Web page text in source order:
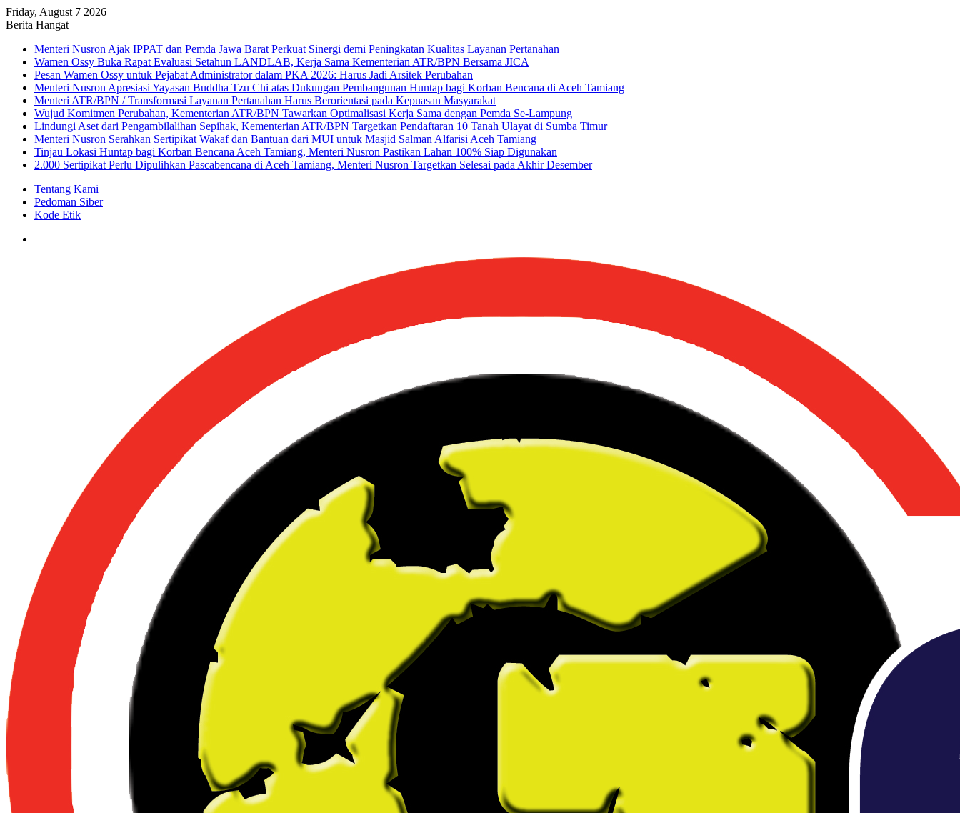
Friday, August 7 2026
Berita Hangat
Menteri Nusron Ajak IPPAT dan Pemda Jawa Barat Perkuat Sinergi demi Peningkatan Kualitas Layanan Pertanahan
Wamen Ossy Buka Rapat Evaluasi Setahun LANDLAB, Kerja Sama Kementerian ATR/BPN Bersama JICA
Pesan Wamen Ossy untuk Pejabat Administrator dalam PKA 2026: Harus Jadi Arsitek Perubahan
Menteri Nusron Apresiasi Yayasan Buddha Tzu Chi atas Dukungan Pembangunan Huntap bagi Korban Bencana di Aceh Tamiang
Menteri ATR/BPN / Transformasi Layanan Pertanahan Harus Berorientasi pada Kepuasan Masyarakat
Wujud Komitmen Perubahan, Kementerian ATR/BPN Tawarkan Optimalisasi Kerja Sama dengan Pemda Se-Lampung
Lindungi Aset dari Pengambilalihan Sepihak, Kementerian ATR/BPN Targetkan Pendaftaran 10 Tanah Ulayat di Sumba Timur
Menteri Nusron Serahkan Sertipikat Wakaf dan Bantuan dari MUI untuk Masjid Salman Alfarisi Aceh Tamiang
Tinjau Lokasi Huntap bagi Korban Bencana Aceh Tamiang, Menteri Nusron Pastikan Lahan 100% Siap Digunakan
2.000 Sertipikat Perlu Dipulihkan Pascabencana di Aceh Tamiang, Menteri Nusron Targetkan Selesai pada Akhir Desember
Tentang Kami
Pedoman Siber
Kode Etik